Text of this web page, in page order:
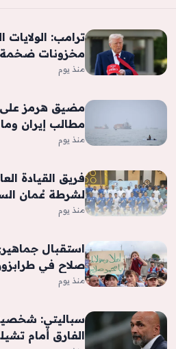
ترامب: الولايات
مخزونات ضخمة
منذ يوم
مضيق هرمز على
مطالب إيران
المتحدة؟
منذ يوم
فريق القيادة
لشرطة عُمان
الطائرة 2026
منذ يوم
استقبال
صلاح في
منذ يوم
سباليتي:
الفارق أمام